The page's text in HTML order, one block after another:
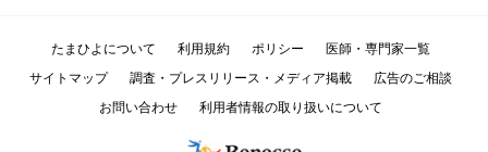
たまひよについて 利用規約 ポリシー
医師・専門家一覧
サイトマップ
調査・プレスリリース・メディア掲載
広告のご相談
お問い合わせ
利用者情報の取り扱いについて